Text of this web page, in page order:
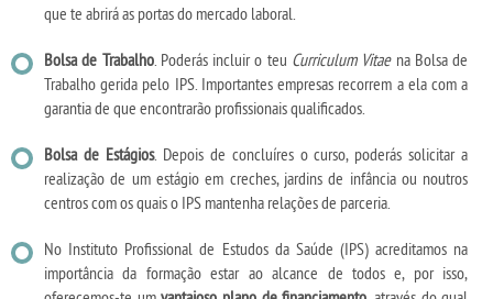
que te abrirá as portas do mercado laboral.
Bolsa de Trabalho. Poderás incluir o teu Curriculum Vitaena Bolsa de
Trabalho gerida pelo IPS. Importantes empresas recorrem a ela com a
garantia de que encontrarão profissionais qualificados.
Bolsa de Estágios. Depois de concluíres o curso, poderás solicitar a
realização de um estágio em creches, jardins de infância ou noutros
centros com os quais o IPS mantenha relações de parceria.
No Instituto Profissional de Estudos da Saúde (IPS) acreditamos na
importância da formação estar ao alcance de todos e, por isso,